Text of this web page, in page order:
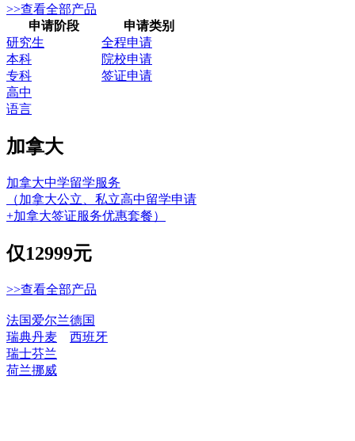
>>查看全部产品
申请阶段
申请类别
研究生
全程申请
本科
院校申请
专科
签证申请
高中
语言
加拿大
加拿大中学留学服务
（加拿大公立、私立高中留学申请
+加拿大签证服务优惠套餐）
仅12999元
>>查看全部产品
法国爱尔兰德国
瑞典丹麦
西班牙
瑞士芬兰
荷兰挪威